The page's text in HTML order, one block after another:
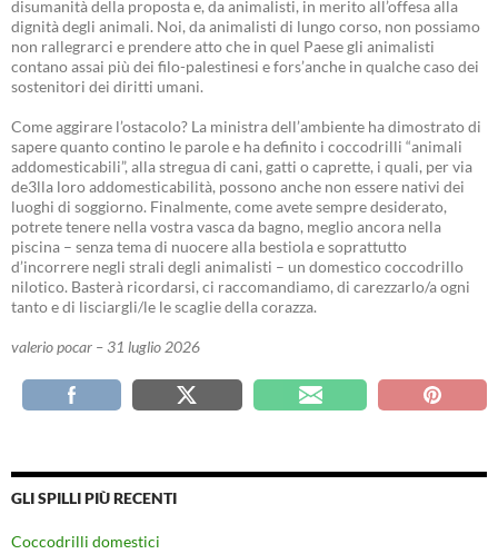
disumanità della proposta e, da animalisti, in merito all’offesa alla
dignità degli animali. Noi, da animalisti di lungo corso, non possiamo
non rallegrarci e prendere atto che in quel Paese gli animalisti
contano assai più dei filo-palestinesi e fors’anche in qualche caso dei
sostenitori dei diritti umani.
Come aggirare l’ostacolo? La ministra dell’ambiente ha dimostrato di
sapere quanto contino le parole e ha definito i coccodrilli “animali
addomesticabili”, alla stregua di cani, gatti o caprette, i quali, per via
de3lla loro addomesticabilità, possono anche non essere nativi dei
luoghi di soggiorno. Finalmente, come avete sempre desiderato,
potrete tenere nella vostra vasca da bagno, meglio ancora nella
piscina – senza tema di nuocere alla bestiola e soprattutto
d’incorrere negli strali degli animalisti – un domestico coccodrillo
nilotico. Basterà ricordarsi, ci raccomandiamo, di carezzarlo/a ogni
tanto e di lisciargli/le le scaglie della corazza.
valerio pocar – 31 luglio 2026
GLI SPILLI PIÙ RECENTI
Coccodrilli domestici